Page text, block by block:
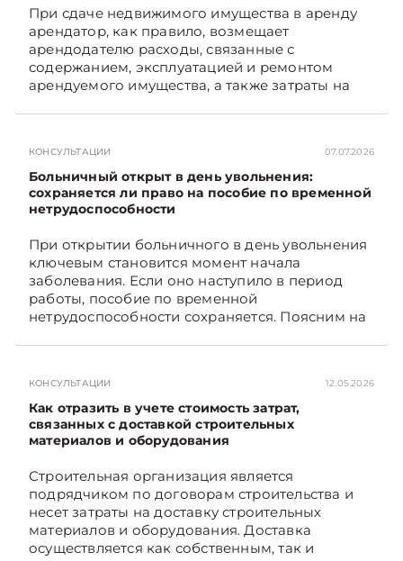
При сдаче недвижимого имущества в аренду
арендатор, как правило, возмещает
арендодателю расходы, связанные с
содержанием, эксплуатацией и ремонтом
арендуемого имущества, а также затраты на
связанных с содержанием и эксплуатацией
мест общего пользования, в частности –
контрольно-­пропускного пункта? Рассмотрим
порядок их распределения. Подписывайтесь
экономике Беларуси — раньше, чем в новостях
TelegramViber
КОНСУЛЬТАЦИИ 07.07.2026
Больничный открыт в день увольнения:
сохраняется ли право на пособие по временной
нетрудоспособности
При открытии больничного в день увольнения
ключевым становится момент начала
заболевания. Если оно наступило в период
работы, пособие по временной
нетрудоспособности сохраняется. Поясним на
КОНСУЛЬТАЦИИ 12.05.2026
Как отразить в учете стоимость затрат,
связанных с доставкой строительных
материалов и оборудования
Строительная организация является
подрядчиком по договорам строительства и
несет затраты на доставку строительных
материалов и оборудования. Доставка
осуществляется как собственным, так и